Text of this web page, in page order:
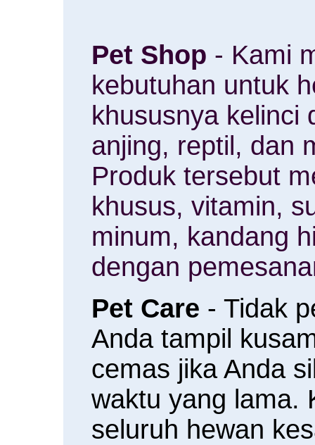
Pet Shop - Kami
kebutuhan untuk
khususnya kelinci
anjing, reptil, dan
Produk tersebut
khusus, vitamin,
minum, kandang
dengan
Pet Care - Tidak
Anda tampil
cemas jika Anda
waktu yang lama.
seluruh hewan